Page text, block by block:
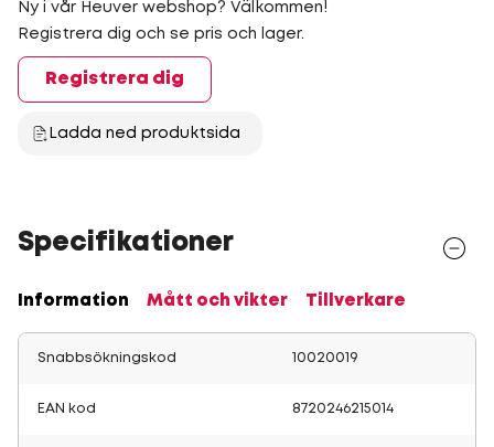
Ny i vår Heuver webshop? Välkommen!
Registrera dig och se pris och lager.
Registrera dig
Ladda ned produktsida
Specifikationer
Information Mått och vikter Tillverkare
Snabbsökningskod 10020019
EAN kod 8720246215014